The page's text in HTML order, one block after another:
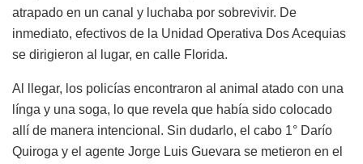
atrapado en un canal y luchaba por sobrevivir. De
inmediato, efectivos de la Unidad Operativa Dos Acequias
se dirigieron al lugar, en calle Florida.
Al llegar, los policías encontraron al animal atado con una
línga y una soga, lo que revela que había sido colocado
allí de manera intencional. Sin dudarlo, el cabo 1° Darío
Quiroga y el agente Jorge Luis Guevara se metieron en el